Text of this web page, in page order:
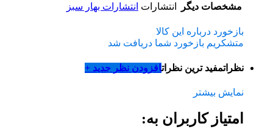
مشخصات دیگر انتشارات انتشارات بهار سبز
بازخورد درباره این کالا
متشکریم بازخورد شما دریافت شد
نظراتمفید ترین نظراتافزودن نظر جدید +
نمایش بیشتر
امتیاز کاربران به: